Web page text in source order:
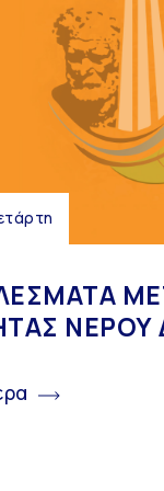
ΝΕΡΟΥ